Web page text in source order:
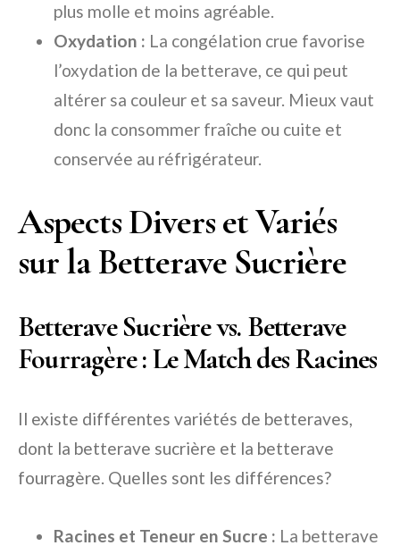
plus molle et moins agréable.
Oxydation : La congélation crue favorise
l’oxydation de la betterave, ce qui peut
altérer sa couleur et sa saveur. Mieux vaut
donc la consommer fraîche ou cuite et
conservée au réfrigérateur.
Aspects Divers et Variés
sur la Betterave Sucrière
Betterave Sucrière vs. Betterave
Fourragère : Le Match des Racines
Il existe différentes variétés de betteraves,
dont la betterave sucrière et la betterave
fourragère. Quelles sont les différences?
Racines et Teneur en Sucre : La betterave